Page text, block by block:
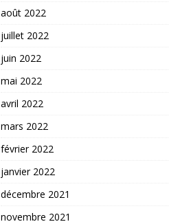
août 2022
juillet 2022
juin 2022
mai 2022
avril 2022
mars 2022
février 2022
janvier 2022
décembre 2021
novembre 2021